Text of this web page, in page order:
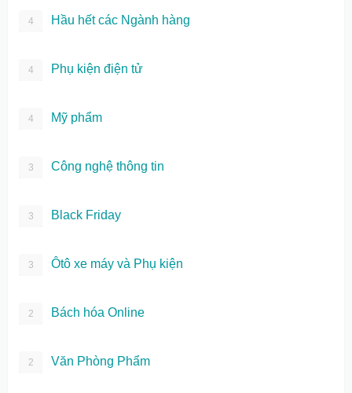
4 Hầu hết các Ngành hàng
4 Phụ kiện điện tử
4 Mỹ phẩm
3 Công nghệ thông tin
3 Black Friday
3 Ôtô xe máy và Phụ kiện
2 Bách hóa Online
2 Văn Phòng Phẩm